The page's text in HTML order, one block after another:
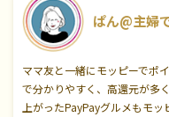
ぱん@主婦
ママ友と一緒にモッピーでポ
で分かりやすく、高還元が多
上がったPayPayグルメもモ